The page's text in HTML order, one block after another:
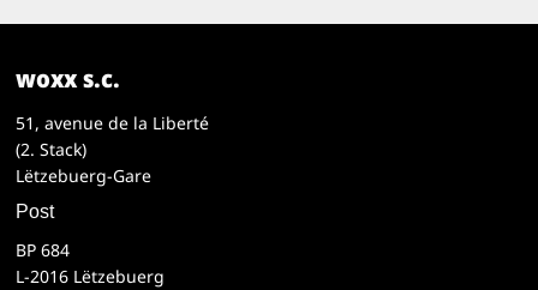
woxx s.c.
51, avenue de la Liberté
(2. Stack)
Lëtzebuerg-Gare
Post
BP 684
L-2016 Lëtzebuerg